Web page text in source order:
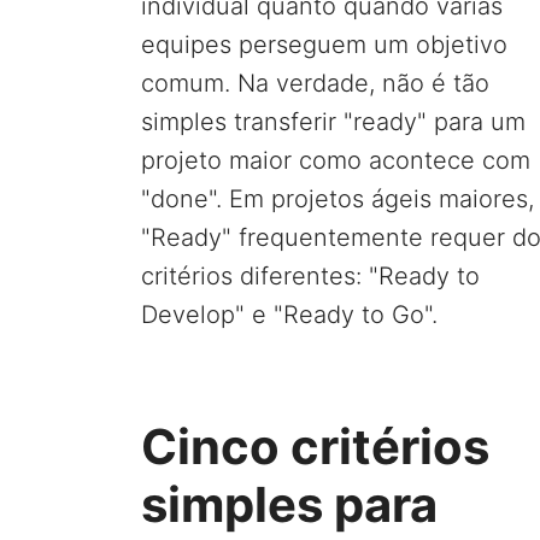
equipes perseguem um objetivo
comum. Na verdade, não é tão
simples transferir "ready" para um
projeto maior como acontece com
"done". Em projetos ágeis maiores,
"Ready" frequentemente requer
critérios diferentes: "Ready to
Develop" e "Ready to Go".
Cinco critérios
simples para